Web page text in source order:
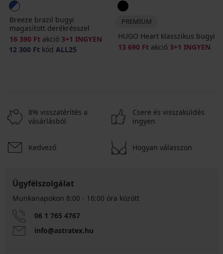
Breeze brazil bugyi
magasított derékrésszel
16 390 Ft akció 3+1 INGYEN
12 300 Ft kód ALL25
PREMIUM
HUGO Heart klasszikus bugyi
13 690 Ft akció 3+1 INGYEN
8% visszatérítés a
vásárlásból
Csere és visszaküldés
ingyen
Kedvező Hogyan válasszon
Ügyfélszolgálat
Munkanapokon 8:00 - 16:00 óra között
06 1 765 4767
info@astratex.hu